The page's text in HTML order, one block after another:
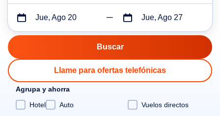
Jue, Ago 20 Jue, Ago 27
Llame para ofertas telefónicas
Agrupa y ahorra
Hotel
Auto Vuelos directos